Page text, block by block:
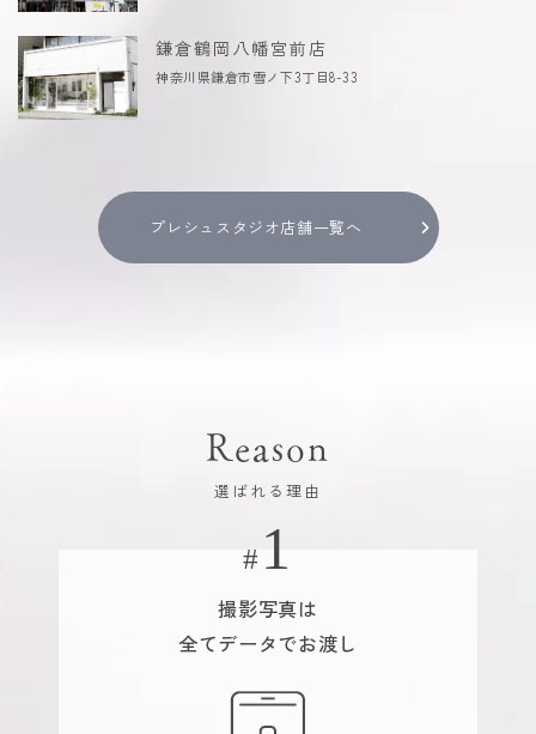
鎌倉鶴岡八幡宮前店
神奈川県鎌倉市雪ノ下3丁目8-33
プレシュスタジオ店舗一覧へ
Reason
選ばれる理由
撮影写真は
全てデータでお渡し